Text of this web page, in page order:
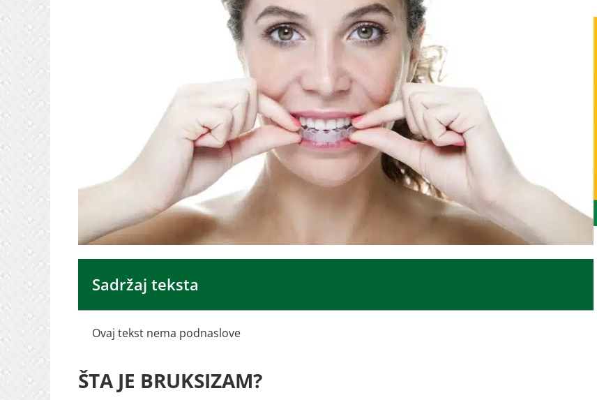
Sadržaj teksta
Ovaj tekst nema podnaslove
ŠTA JE BRUKSIZAM?